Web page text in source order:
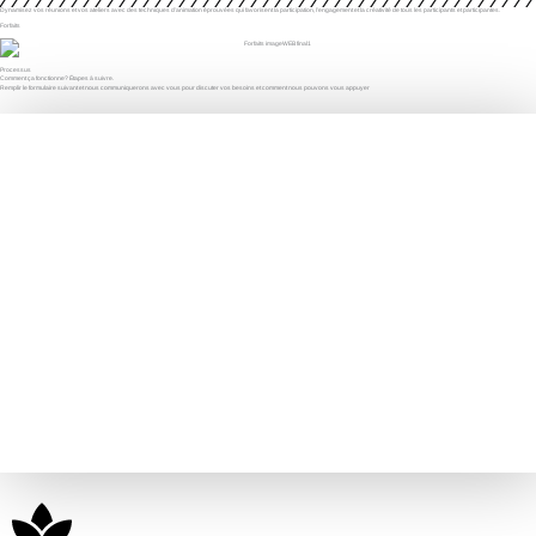
Dynamisez vos réunions et vos ateliers avec des techniques d’animation éprouvées qui favorisent la participation, l’engagement et la créativité de tous les participants et participantes.
Forfaits
Processus
Comment ça fonctionne? Étapes à suivre.
Remplir le formulaire suivant et nous communiquerons avec vous pour discuter vos besoins et comment nous pouvons vous appuyer